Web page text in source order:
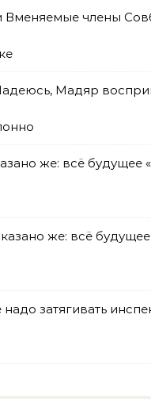
Вменяемые члены
Мадяр
же: всё будущее
же: всё
надо затягивать